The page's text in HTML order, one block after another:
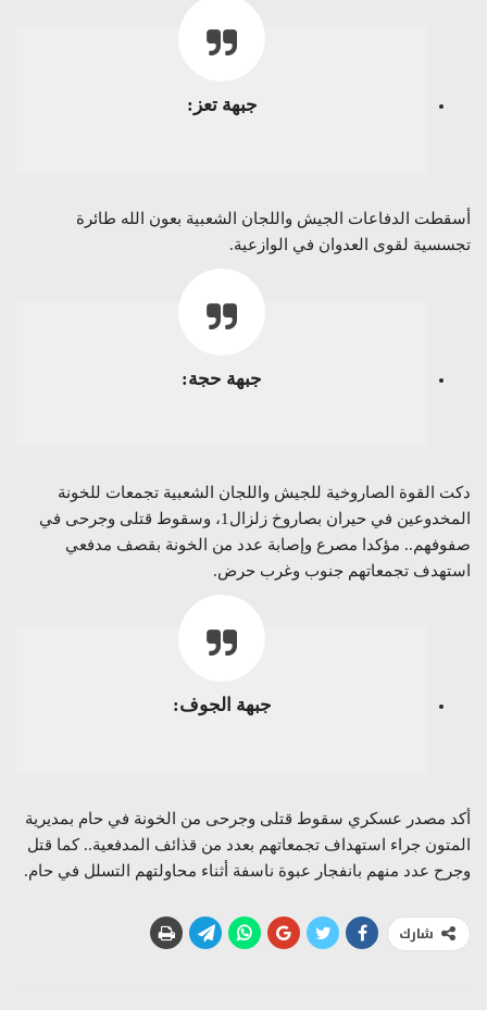
جبهة تعز:
أسقطت الدفاعات الجيش واللجان الشعبية بعون الله طائرة
تجسسية لقوى العدوان في الوازعية.
جبهة حجة:
دكت القوة الصاروخية للجيش واللجان الشعبية تجمعات للخونة
المخدوعين في حيران بصاروخ زلزال1، وسقوط قتلى وجرحى في
صفوفهم.. مؤكدا مصرع وإصابة عدد من الخونة بقصف مدفعي
استهدف تجمعاتهم جنوب وغرب حرض.
جبهة الجوف:
أكد مصدر عسكري سقوط قتلى وجرحى من الخونة في حام بمديرية
المتون جراء استهداف تجمعاتهم بعدد من قذائف المدفعية.. كما قتل
وجرح عدد منهم بانفجار عبوة ناسفة أثناء محاولتهم التسلل في حام.
شارك